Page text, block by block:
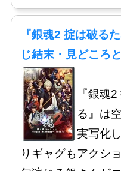
『銀魂2 掟は破る
じ結末・見どころ
『銀魂
る』は
実写化
りギャグもアクシ